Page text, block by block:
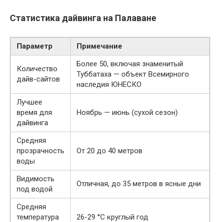
Статистика дайвинга на Палаване
Параметр Примечание
Количество
дайв-сайтов
Более 50, включая знаменитый
Туббатаха — объект Всемирного
наследия ЮНЕСКО
Лучшее
время для
дайвинга
Ноябрь — июнь (сухой сезон)
Средняя
прозрачность
воды
От 20 до 40 метров
Видимость
под водой
Отличная, до 35 метров в ясные дни
Средняя
температура
26-29 °C круглый год